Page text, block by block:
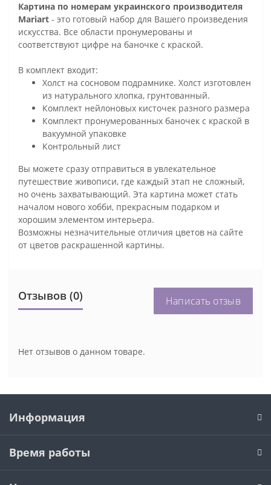
Картина по номерам украинского производителя
Mariart - это готовый набор для Вашего произведения
искусства. Все области пронумерованы и
соответствуют цифре на баночке с краской.
В комплект входит:
Холст на сосновом подрамнике. Холст изготовлен
из натурального хлопка, грунтованный.
Комплект нейлоновых кисточек разного размера
Комплект пронумерованных баночек с краской в
вакуумной упаковке
Контрольный лист
Вы можете сразу отправиться в увлекательное
путешествие живописи, где каждый этап не сложный,
но очень захватывающий. Эта картина может стать
началом нового хобби, прекрасным подарком и
хорошим элементом интерьера.
Возможны незначительные отличия цветов на сайте
от цветов раскрашенной картины.
Отзывов (0) Написать отзыв
Нет отзывов о данном товаре.
Информация
Время работы